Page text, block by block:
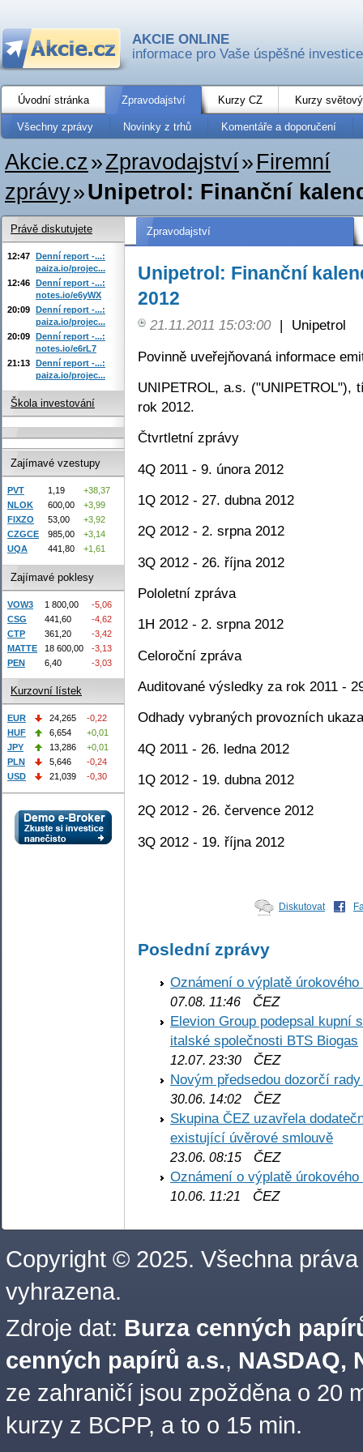
AKCIE ONLINE
informace pro Vaše úspěšné investice
Úvodní stránka Zpravodajství Kurzy CZ Kurzy
Všechny zprávy Novinky z trhů Komentáře a doporučení
Akcie.cz»Zpravodajství» Firemní
zprávy»Unipetrol: Finanční
Zpravodajství
Unipetrol: Finanční
2012
21.11.2011 15:03:00 |
Unipetrol
Povinně uveřejňovaná informace
UNIPETROL, a.s. ("UNIPETROL"),
rok 2012.
Čtvrtletní zprávy
4Q 2011 - 9. února 2012
1Q 2012 - 27. dubna 2012
2Q 2012 - 2. srpna 2012
3Q 2012 - 26. října 2012
Pololetní zpráva
1H 2012 - 2. srpna 2012
Celoroční zpráva
Auditované výsledky za rok 2011 -
Odhady vybraných provozních
4Q 2011 - 26. ledna 2012
1Q 2012 - 19. dubna 2012
2Q 2012 - 26. července 2012
3Q 2012 - 19. října 2012
Diskutovat
Poslední zprávy
Oznámení o výplatě
07.08. 11:46 ČEZ
Elevion Group podepsal kupní
italské společnosti BTS Biogas
12.07. 23:30 ČEZ
Novým předsedou dozorčí
30.06. 14:02 ČEZ
Skupina ČEZ uzavřela
existující úvěrové smlouvě
23.06. 08:15 ČEZ
Oznámení o výplatě
10.06. 11:21 ČEZ
Právě diskutujete
12:47 Denní report -...:
paiza.io/projec...
12:46 Denní report -...:
notes.io/e6yWX
20:09 Denní report -...:
paiza.io/projec...
20:09 Denní report -...:
notes.io/e6rL7
21:13 Denní report -...:
paiza.io/projec...
Škola investování
Zajímavé vzestupy
PVT 1,19
+38,37
NLOK
600,00
+3,99
FIXZO
53,00
+3,92
CZGCE
985,00
+3,14
UQA
441,80 +1,61
Zajímavé poklesy
VOW3 1 800,00
-5,06
CSG
441,60
-4,62
CTP
361,20
-3,42
MATTE
18 600,00
-3,13
PEN
6,40 -3,03
Kurzovní lístek
EUR 24,265
-0,22
HUF
6,654
+0,01
JPY
13,286
+0,01
PLN
5,646
-0,24
USD
21,039 -0,30
Copyright © 2025. Všechna práva
vyhrazena.
Zdroje dat: Burza cenných
cenných papírů a.s., NASDAQ,
ze zahraničí jsou zpožděna o 20
kurzy z BCPP, a to o 15 min.